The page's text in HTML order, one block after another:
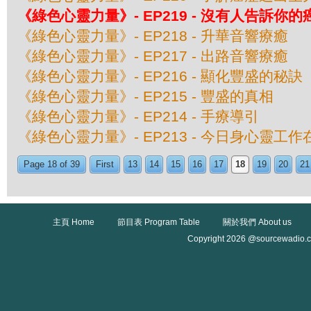
《綠色心靈力量》- EP219 - 沒有人告訴你
《綠色心靈力量》- EP218 - 升華音響療癒
《綠色心靈力量》- EP217 - 出路音響療癒
《綠色心靈力量》- EP216 - 顯化豐盛的秘訣
《綠色心靈力量》- EP215 - 豐盛的真相
《綠色心靈力量》- EP214 - 手療導引
《綠色心靈力量》- EP213 - 今日身心靈工作
Page 18 of 39 First 13 14 15 16 17 18 19 20 21
主頁 Home 節目表 Program Table
關於我們 About us
Copyright 2026